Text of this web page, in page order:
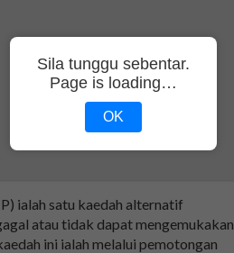
ialah satu kaedah alternatif
atau tidak dapat mengemukakan
ini ialah melalui pemotongan
Sila tunggu sebentar.
Page is loading…
OK